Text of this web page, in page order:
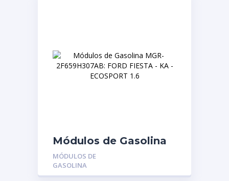
Módulos de Gasolina
MGR-2F659H307AB:
FORD FIESTA – KA –
ECOSPORT 1.6
MÓDULOS DE
GASOLINA